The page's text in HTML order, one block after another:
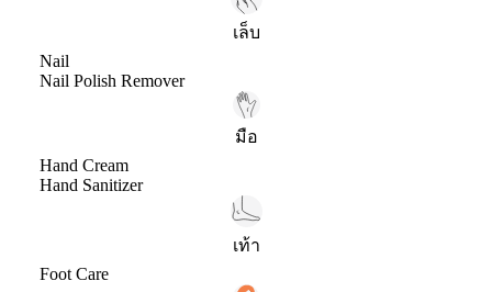
เล็บ
Nail
Nail Polish Remover
มือ
Hand Cream
Hand Sanitizer
เท้า
Foot Care